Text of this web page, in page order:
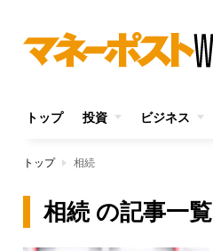
トップ 投資 ビジネス
トップ 相続
相続 の記事一覧